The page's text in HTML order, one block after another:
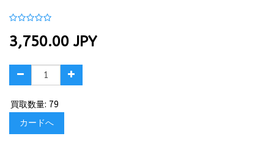
3,750.00 JPY
買取数量: 79
カードへ